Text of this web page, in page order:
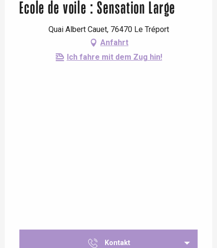
Ecole de voile : Sensation Large
Quai Albert Cauet, 76470 Le Tréport
Anfahrt
Ich fahre mit dem Zug hin!
Kontakt